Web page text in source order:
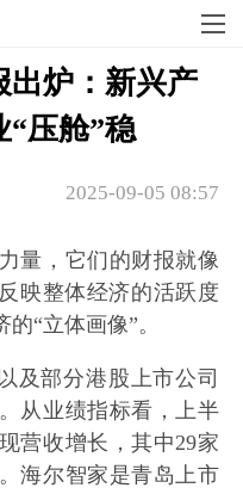
出炉：新兴产
“压舱”稳
2025-09-05 08:57
量，它们的财报就像
映整体经济的活跃度
“立体画像”。
及部分港股上市公司
从业绩指标看，上半
营收增长，其中29家
海尔智家是青岛上市